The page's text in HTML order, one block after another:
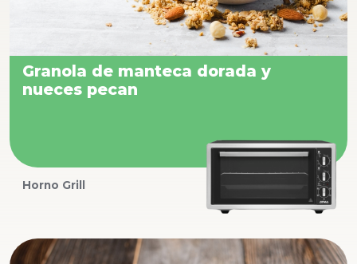
Granola de manteca dorada y
nueces pecan
Horno Grill